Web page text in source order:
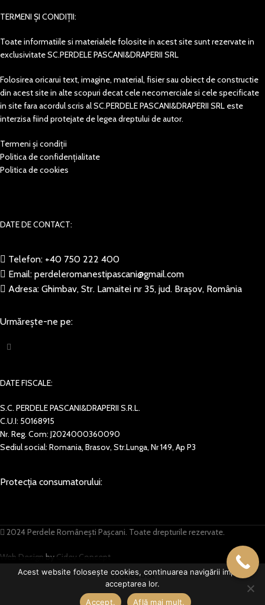
TERMENI ȘI CONDIȚII:
Toate informatiile si materialele folosite in acest site sunt rezervate in
exclusivitate SC.PERDELE PASCANI&DRAPERII SRL
Folosirea oricarui text, imagine, material, fisier sau obiect de constructie
din acest site in alte scopuri decat cele necomerciale si cele specificate
in site fara acordul scris al SC.PERDELE PASCANI&DRAPERII SRL este
interzisa fiind protejate de legea dreptului de autor.
Termeni și condiții
Politica de confidențialitate
Politica de cookies
DATE DE CONTACT:
Telefon: +40 750 222 400
Email: perdeleromanestipascani@gmail.com
Adresa: Ghimbav, Str. Lamaitei nr 35, jud. Brașov, România
Urmărește-ne pe:
DATE FISCALE:
S.C. PERDELE PASCANI&DRAPERII S.R.L.
C.U.I: 50168915
Nr. Reg. Com: J2024000360090
Sediul social: Romania, Brasov, Str.Lunga, Nr 149, Ap P3
Protecția consumatorului:
2024 Perdele Românești Pașcani. Toate drepturile rezervate.
Web Design by Cidev Concept
Facebook
Acest website folosește cookies, continuarea navigării implică
acceptarea lor.
Accept.
Află mai mult.